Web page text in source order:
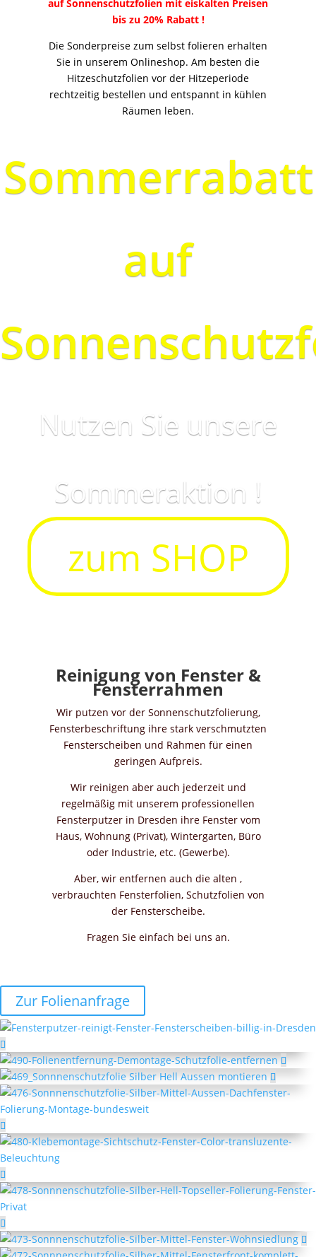
auf Sonnenschutzfolien mit eiskalten Preisen
bis zu 20% Rabatt !
Die Sonderpreise zum selbst folieren erhalten
Sie in unserem Onlineshop. Am besten die
Hitzeschutzfolien vor der Hitzeperiode
rechtzeitig bestellen und entspannt in kühlen
Räumen leben.
Sommerrabatt
auf
Nutzen Sie unsere
Sommeraktion !
zum SHOP
Reinigung von Fenster &
Fensterrahmen
Wir putzen vor der Sonnenschutzfolierung,
Fensterbeschriftung ihre stark verschmutzten
Fensterscheiben und Rahmen für einen
geringen Aufpreis.
Wir reinigen aber auch jederzeit und
regelmäßig mit unserem professionellen
Fensterputzer in Dresden ihre Fenster vom
Haus, Wohnung (Privat), Wintergarten, Büro
oder Industrie, etc. (Gewerbe).
Aber, wir entfernen auch die alten ,
verbrauchten Fensterfolien, Schutzfolien von
der Fensterscheibe.
Fragen Sie einfach bei uns an.
Zur Folienanfrage